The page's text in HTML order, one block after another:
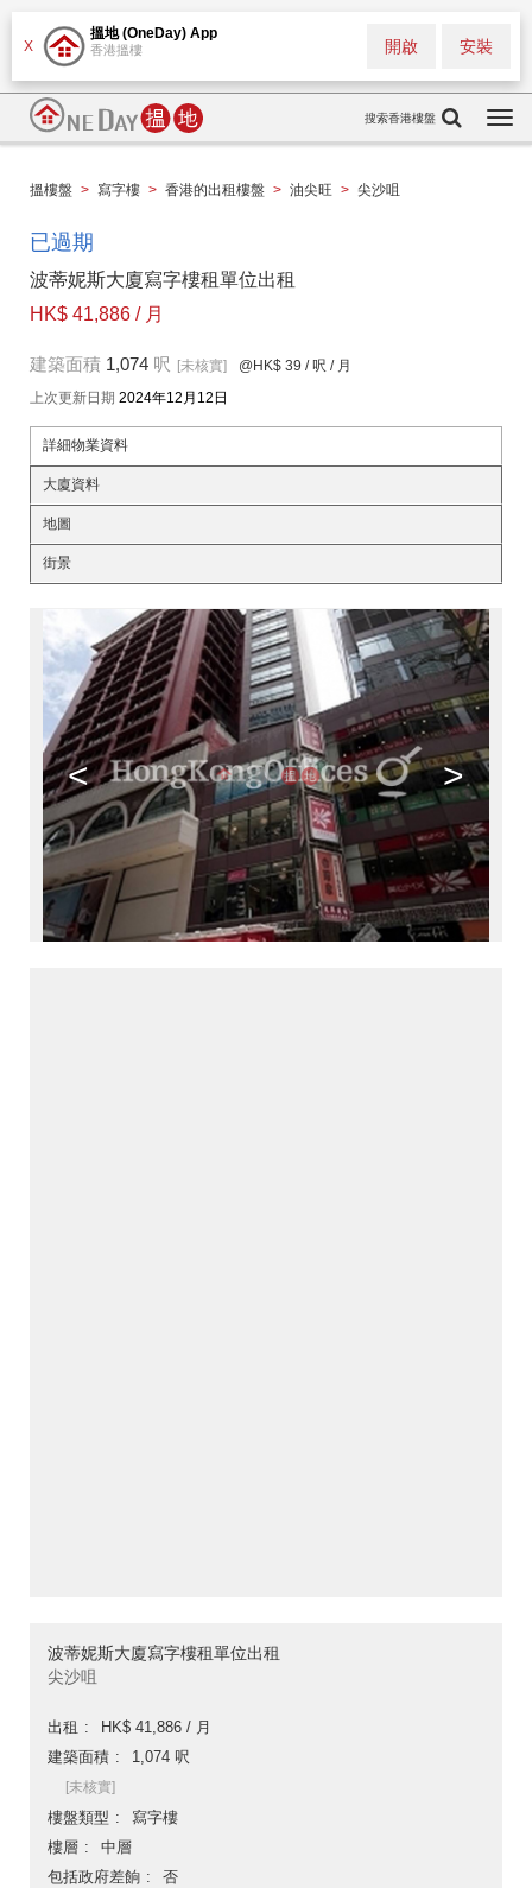
X
搵地 (OneDay) App
香港搵樓 安裝
開啟
搜索香港樓盤
搵樓盤 > 寫字樓 > 香港的出租樓盤 > 油尖旺 > 尖沙咀
已過期
波蒂妮斯大廈寫字樓租單位出租
HK$ 41,886 / 月
建築面積 1,074 呎 [未核實] @HK$ 39 / 呎 / 月
上次更新日期 2024年12月12日
詳細物業資料
大廈資料
地圖
街景
< >
波蒂妮斯大廈寫字樓租單位出租
尖沙咀
出租
HK$ 41,886 / 月
建築面積
1,074 呎
[未核實]
樓盤類型
寫字樓
樓層
中層
包括政府差餉
否